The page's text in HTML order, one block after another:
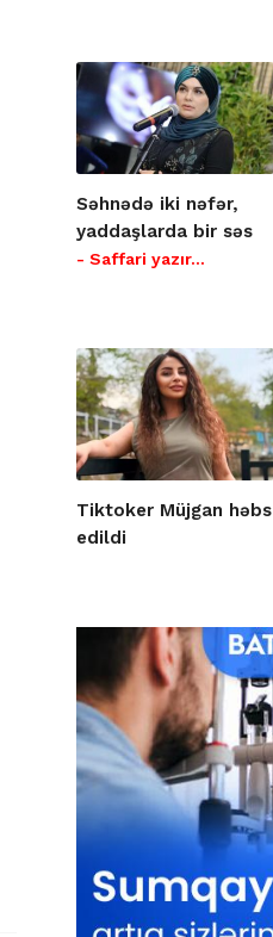
Səhnədə iki nəfər,
yaddaşlarda bir səs
- Saffari yazır…
Tiktoker Müjgan həbs
edildi